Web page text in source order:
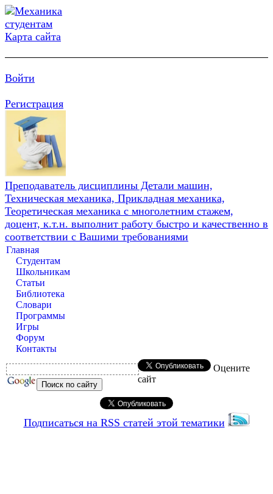
Карта сайта
Войти
Регистрация
Преподаватель дисциплины Детали машин,
Техническая механика, Прикладная механика,
Теоретическая механика с многолетним стажем,
доцент, к.т.н. выполнит работу быстро и качественно в
соответствии с Вашими требованиями
Главная
Студентам
Школьникам
Статьи
Библиотека
Словари
Программы
Игры
Форум
Контакты
Оцените
сайт
Подписаться на RSS статей этой тематики